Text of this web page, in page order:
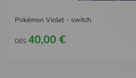
Pokémon Violet - switch
DÈS 40,00 €